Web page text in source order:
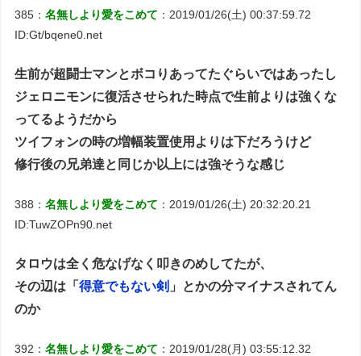
385：名無しより愛をこめて ：2019/01/26(土) 00:37:59.72
ID:Gt/bqene0.net
生前が超闘士マンとボコりあってたぐらいではあったし
ジェロニモンに復活させられた時点で生前よりは強くな
ってるようだから
ツイフォンの時の増幅装置使用よりは下だろうけど
修行後の兄弟達と同じか以上には強そうな感じ
388：名無しより愛をこめて ：2019/01/26(土) 20:32:20.21
ID:TuwZOPn90.net
タロウは全く危なげなく叩きのめしてたが、
その辺は「得意でもない剣 」とかの分マイナスされてん
のか
392：名無しより愛をこめて ：2019/01/28(月) 03:55:12.32